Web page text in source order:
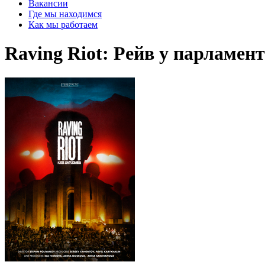
Вакансии
Где мы находимся
Как мы работаем
Raving Riot: Рейв у